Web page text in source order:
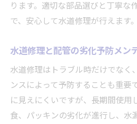
ります。適切な部品選びと丁寧な
で、安心して水道修理が行えます。
水道修理と配管の劣化予防メン
水道修理はトラブル時だけでなく
ンスによって予防することも重要
に見えにくいですが、長期間使用
食、パッキンの劣化が進行し、水